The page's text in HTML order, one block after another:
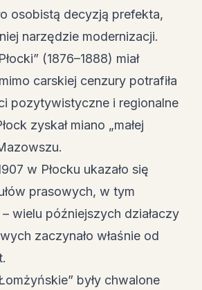
osobistą decyzją prefekta,
narzędzie modernizacji.
(1876–1888) miał
carskiej cenzury potrafiła
pozytywistyczne i regionalne
zyskał miano „małej
w Płocku ukazało się
prasowych, w tym
wielu późniejszych działaczy
zaczynało właśnie od
były chwalone